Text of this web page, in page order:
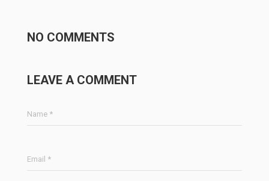
NO COMMENTS
LEAVE A COMMENT
Name *
Email *